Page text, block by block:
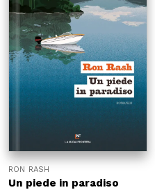
RON RASH
Un piede in paradiso